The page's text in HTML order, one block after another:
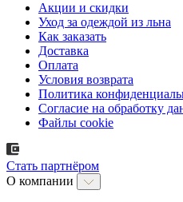
Акции и скидки
Уход за одеждой из льна
Как заказать
Доставка
Оплата
Условия возврата
Политика
Согласие на обработку
Файлы cookie
Стать партнёром
О компании